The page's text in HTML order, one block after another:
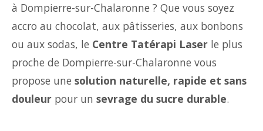
à Dompierre-sur-Chalaronne ? Que vous soyez
accro au chocolat, aux pâtisseries, aux bonbons
ou aux sodas, le Centre Tatérapi Laser le plus
proche de Dompierre-sur-Chalaronne vous
propose une solution naturelle, rapide et sans
douleur pour un sevrage du sucre durable.